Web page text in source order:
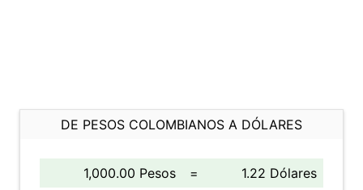
DE PESOS COLOMBIANOS A DÓLARES
1,000.00 Pesos =
1.22 Dólares